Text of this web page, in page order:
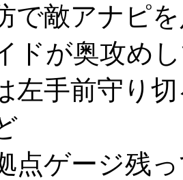
で敵アナピ
ドが奥攻め
左手前守り
点ゲージ残